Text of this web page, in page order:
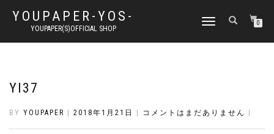
YOUPAPER-YOS-
YOUPAPER(S)OFFICIAL SHOP
ナ
ゲ
り
0
YI37
BY YOUPAPER 2018年1月21日 コメントはまだありません